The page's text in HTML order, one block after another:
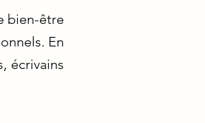
bien-être
En
écrivains